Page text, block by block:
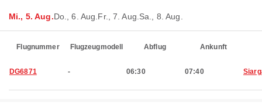
Mi., 5. Aug.Do., 6. Aug. Fr., 7. Aug. Sa., 8. Aug.
Flugnummer Flugzeugmodell Abflug Ankunft
DG6871 - 06:30 07:40